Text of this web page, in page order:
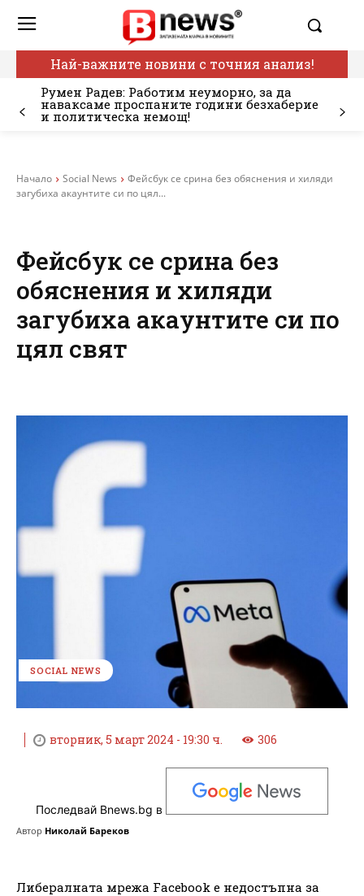
Най-важните новини с точния анализ!
Румен Радев: Работим неуморно, за да
наваксаме проспаните години безхаберие
и политическа немощ!
Начало Social News
Фейсбук се срина без обяснения и хиляди
загубиха акаунтите си по цял...
Фейсбук се срина без
обяснения и хиляди
загубиха акаунтите си по
цял свят
SOCIAL NEWS
вторник, 5 март 2024 - 19:30 ч. 306
Последвай Bnews.bg в
Автор Николай Бареков
Либералната мрежа Facebook е недостъпна за